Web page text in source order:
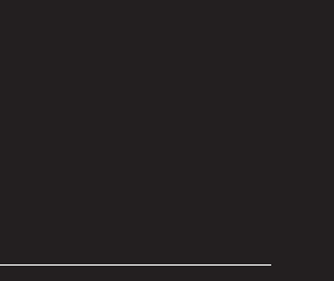
y/o acceder a la información del